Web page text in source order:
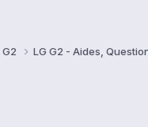
G2 LG G2 - Aides,